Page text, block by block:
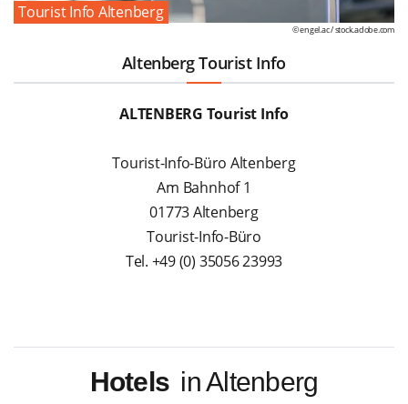
Tourist Info Altenberg
© engel.ac /stock.adobe.com
Altenberg Tourist Info
ALTENBERG Tourist Info
Tourist-Info-Büro Altenberg
Am Bahnhof 1
01773 Altenberg
Tourist-Info-Büro
Tel. +49 (0) 35056 23993
Hotels in Altenberg